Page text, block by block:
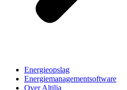
Energieopslag
Energiemanagementsoftware
Over Altilia